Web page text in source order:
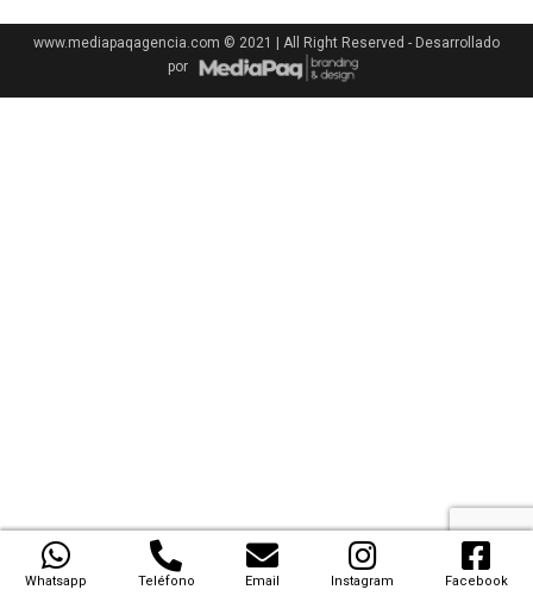
www.mediapaqagencia.com © 2021 | All Right Reserved - Desarrollado
por
Whatsapp Teléfono Email Instagram Facebook